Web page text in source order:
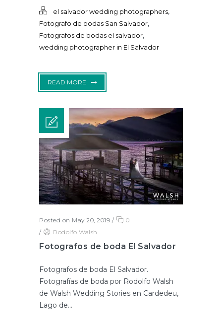
el salvador wedding photographers,
Fotografo de bodas San Salvador,
Fotografos de bodas el salvador,
wedding photographer in El Salvador
READ MORE
Posted on May 20, 2019 /
0
/
Rodolfo Walsh
Fotografos de boda El Salvador
Fotografos de boda El Salvador.
Fotografías de boda por Rodolfo Walsh
de Walsh Wedding Stories en Cardedeu,
Lago de...